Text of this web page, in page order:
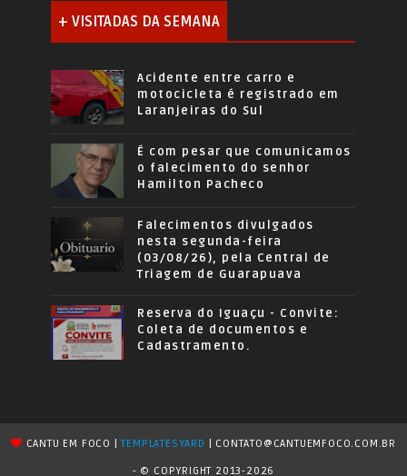
+ VISITADAS DA SEMANA
Acidente entre carro e
motocicleta é registrado em
Laranjeiras do Sul
É com pesar que comunicamos
o falecimento do senhor
Hamilton Pacheco
Falecimentos divulgados
nesta segunda-feira
(03/08/26), pela Central de
Triagem de Guarapuava
Reserva do Iguaçu - Convite:
Coleta de documentos e
Cadastramento.
CANTU EM FOCO |TEMPLATESYARD | CONTATO@CANTUEMFOCO.COM.BR
- © COPYRIGHT 2013-2026